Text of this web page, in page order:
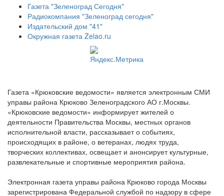
Газета "Зеленоград Сегодня"
Радиокомпания "Зеленоград сегодня"
Издательский дом "41"
Окружная газета Zelao.ru
Газета «Крюковские ведомости» является электронным СМИ
управы района Крюково Зеленоградского АО г.Москвы.
«Крюковские ведомости» информирует жителей о
деятельности Правительства Москвы, местных органов
исполнительной власти, рассказывает о событиях,
происходящих в районе, о ветеранах, людях труда,
творческих коллективах, освещает и анонсирует культурные,
развлекательные и спортивные мероприятия района.
Электронная газета управы района Крюково города Москвы
зарегистрирована Федеральной службой по надзору в сфере